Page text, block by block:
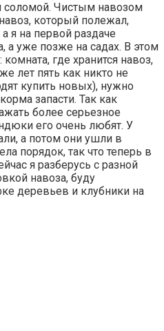
Чистым навозом
который полежал,
я на первой раздаче
а уже позже на садах. В этом
комната, где хранится навоз,
лет пять как никто не
купить новых), нужно
запасти. Так как
более серьезное
его очень любят. У
а потом они ушли в
порядок, так что теперь в
я разберусь с разной
навоза, буду
деревьев и клубники на